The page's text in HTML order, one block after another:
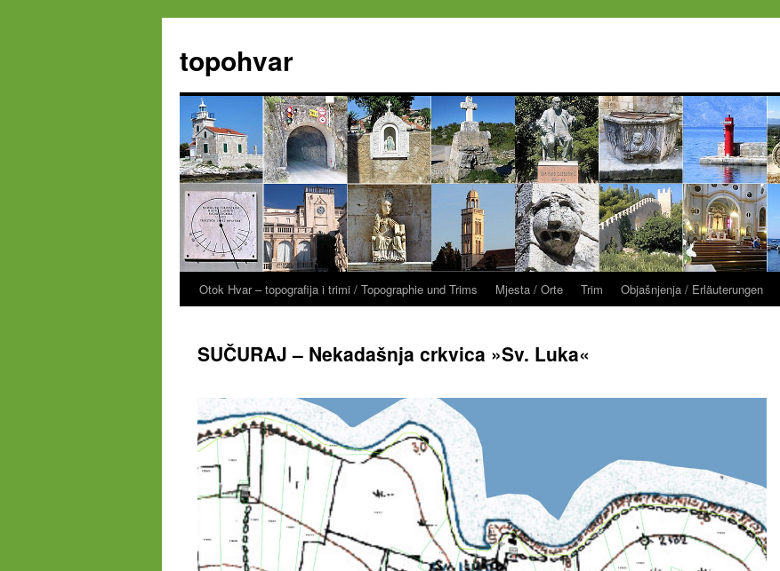
springen
topohvar
Otok Hvar – topografija i trimi / Topographie und Trims Mjesta / Orte Trim Objašnjenja / Erläuterungen
SUČURAJ – Nekadašnja crkvica »Sv. Luka«